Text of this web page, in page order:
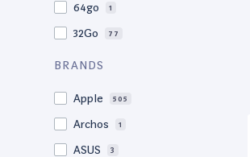
64go 1
32Go 77
32go
BRANDS
Apple 505
Archos 1
ASUS 3